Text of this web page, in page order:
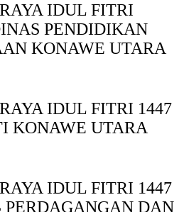
IDUL FITRI
PENDIDIKAN
KONAWE UTARA
IDUL FITRI 1447
KONAWE UTARA
IDUL FITRI 1447
PERDAGANGAN DAN